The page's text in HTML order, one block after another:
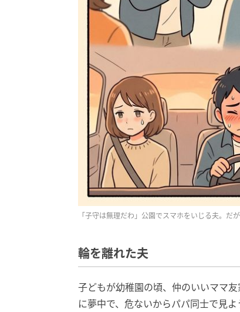
「子守は無理だわ」公園でスマホをいじる夫。だ
輪を離れた夫
子どもが幼稚園の頃、仲のいいママ
に夢中で、危ないからパパ同士で見よ